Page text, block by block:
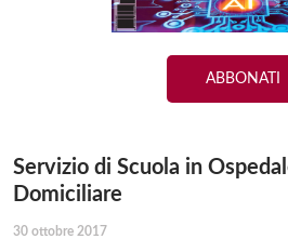
ABBONATI
Servizio di Scuola in
Domiciliare
30 ottobre 2017